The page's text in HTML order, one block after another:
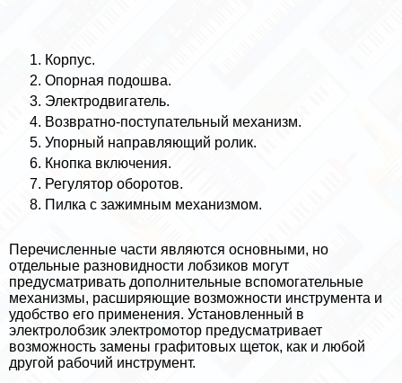
Корпус.
Опopная подошва.
Электродвигатель.
Возвратно-поступательный механизм.
Упopный направляющий ролик.
Кнопка включения.
Регулятор оборотов.
Пилка с зажимным механизмом.
Перечисленные части являются основными, но
отдельные разновидности лобзиков могут
предусматривать дополнительные вспомогательные
механизмы, расширяющие возможности инструмента и
удобство его применения. Установленный в
электролобзик электромотор предусматривает
возможность замены графитовых щеток, как и любой
другой рабочий инструмент.